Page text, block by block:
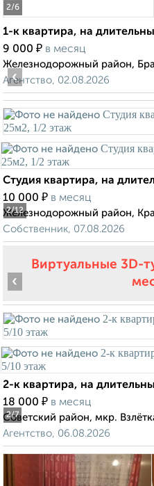
2/6
1-к квартира, на
9 000 ₽ в месяц
Железнодорожный район,
Агентство, 02.08.2026
2/12
‹
Студия квартира, на
10 000 ₽ в месяц
Железнодорожный район,
Собственник, 07.08.2026
Виртуальные 3D-
2/7
‹
2-к квартира, на
18 000 ₽ в месяц
Советский район, мкр.
Агентство, 06.08.2026